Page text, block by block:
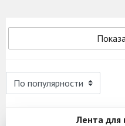
Лента для